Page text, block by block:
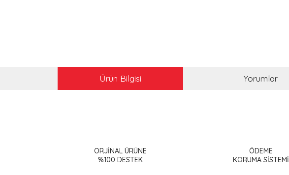
Ürün Bilgisi Yorumlar
Ürün resmi kalitesiz, bozuk veya görüntülenemiyor.
ORJİNAL ÜRÜNE
%100 DESTEK
ÖDEME
KORUMA SİSTEMİ